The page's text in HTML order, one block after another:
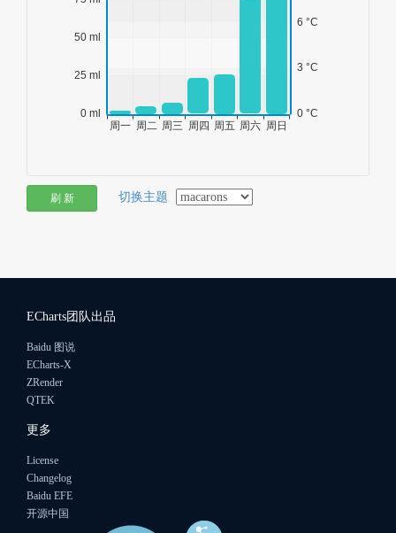
刷 新 切换主题
ECharts团队出品
Baidu 图说
ECharts-X
ZRender
QTEK
更多
License
Changelog
Baidu EFE
开源中国